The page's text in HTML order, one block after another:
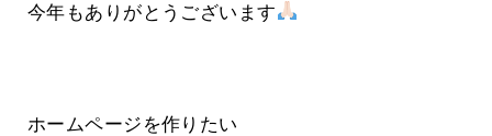
今年もありがとうございます
ホームページを作りたい